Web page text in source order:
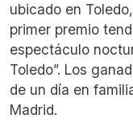
ubicado en
primer premio
espectáculo
Toledo”. Los
de un día en
Madrid.